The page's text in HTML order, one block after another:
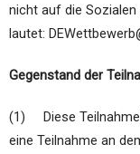
nicht auf die Sozialen
lautet:
Gegenstand der
(1) Diese
eine Teilnahme an